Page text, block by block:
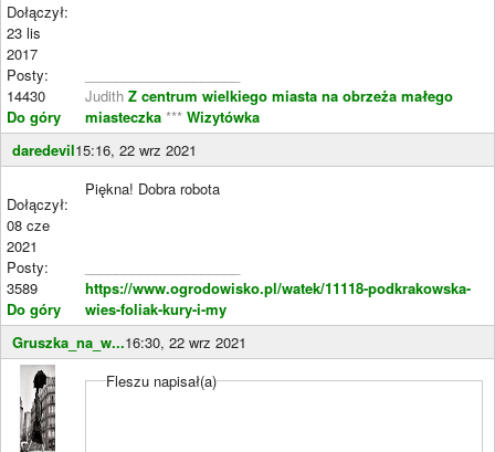
Dołączył:
23 lis
2017
Posty:
14430
Do góry
Judith Z centrum wielkiego miasta na obrzeża małego
miasteczka *** Wizytówka
daredevil15:16, 22 wrz 2021
Dołączył:
08 cze
2021
Posty:
3589
Do góry
Piękna! Dobra robota
https://www.ogrodowisko.pl/watek/11118-podkrakowska-
wies-foliak-kury-i-my
Gruszka_na_w...16:30, 22 wrz 2021
Fleszu napisał(a)